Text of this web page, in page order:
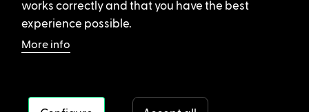
works correctly and that you have the best
experience possible.
More info